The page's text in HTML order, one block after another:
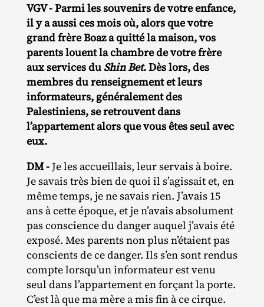
VGV - Parmi les souvenirs de votre enfance,
il y a aussi ces mois où, alors que votre
grand frère Boaz a quitté la maison, vos
parents louent la chambre de votre frère
aux services du Shin Bet. Dès lors, des
membres du renseignement et leurs
informateurs, généralement des
Palestiniens, se retrouvent dans
l’appartement alors que vous êtes seul avec
eux.
DM -Je les accueillais, leur servais à boire.
Je savais très bien de quoi il s’agissait et, en
même temps, je ne savais rien. J’avais 15
ans à cette époque, et je n’avais absolument
pas conscience du danger auquel j’avais été
exposé. Mes parents non plus n’étaient pas
conscients de ce danger. Ils s’en sont rendus
compte lorsqu’un informateur est venu
seul dans l’appartement en forçant la porte.
C’est là que ma mère a mis fin à ce cirque.